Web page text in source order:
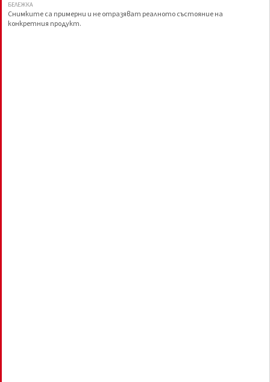
БЕЛЕЖКА
Снимките са примерни и не отразяват реалното състояние на
конкретния продукт.